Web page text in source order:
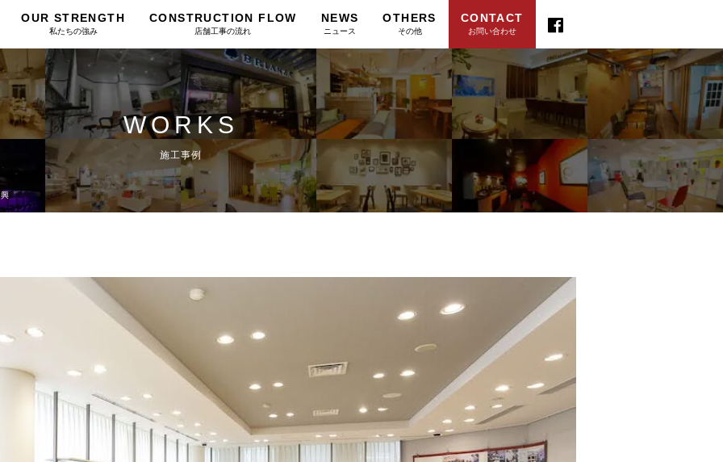
OUR STRENGTH
私たちの強み
CONSTRUCTION FLOW
店舗工事の流れ
NEWS
ニュース
OTHERS
その他
CONTACT
お問い合わせ
WORKS
施工事例